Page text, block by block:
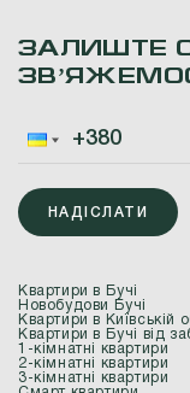
ЗАЛИШТЕ
НАДІСЛАТИ
Квартири в Бучі
Новобудови Бучі
Квартири в Київській
Квартири в Бучі від
1-кімнатні квартири
2-кімнатні квартири
3-кімнатні квартири